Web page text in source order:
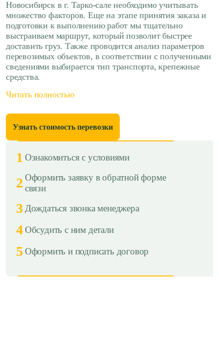
Новосибирск в г. Тарко-сале необходимо учитывать
множество факторов. Еще на этапе принятия заказа и
подготовки к выполнению работ мы тщательно
выстраиваем маршрут, который позволит быстрее
доставить груз. Также проводится анализ параметров
перевозимых объектов, в соответствии с полученными
сведениями выбирается тип транспорта, крепежные
средства.
Читать полностью
Узнать стоимость перевозки
1 Ознакомиться с условиями
2 Оформить заявку в обратной форме
связи
3 Дождаться звонка менеджера
4 Обсудить с ним детали
5 Оформить и подписать договор